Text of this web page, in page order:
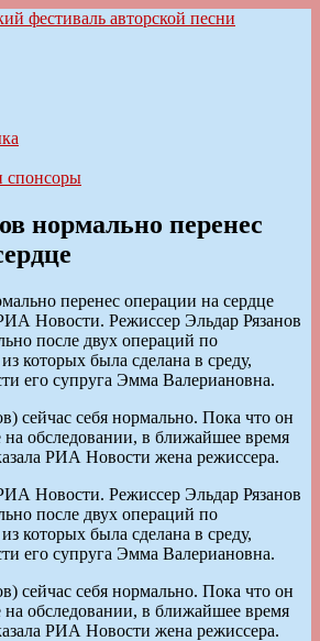
авторской песни
спонсоры
нормально перенес
Режиссер Эльдар Рязанов
после двух операций по
которых была сделана в среду,
его супруга Эмма Валериановна.
сейчас себя нормально. Пока что он
на обследовании, в ближайшее время
РИА Новости жена режиссера.
Режиссер Эльдар Рязанов
после двух операций по
которых была сделана в среду,
его супруга Эмма Валериановна.
сейчас себя нормально. Пока что он
на обследовании, в ближайшее время
РИА Новости жена режиссера.